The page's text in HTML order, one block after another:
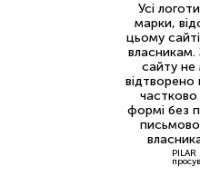
Усі
марки,
цьому
власникам.
сайту
частково
формі без
PILAR